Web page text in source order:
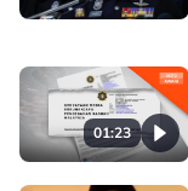
01:23